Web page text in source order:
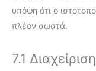
υπόψη ότι ο
πλέον σωστά.
7.1